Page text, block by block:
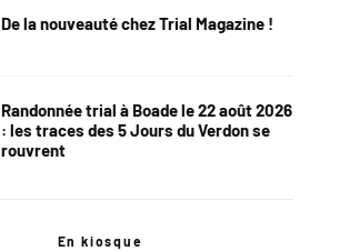
De la nouveauté chez Trial Magazine !
Randonnée trial à Boade le 22 août 2026
: les traces des 5 Jours du Verdon se
rouvrent
En kiosque